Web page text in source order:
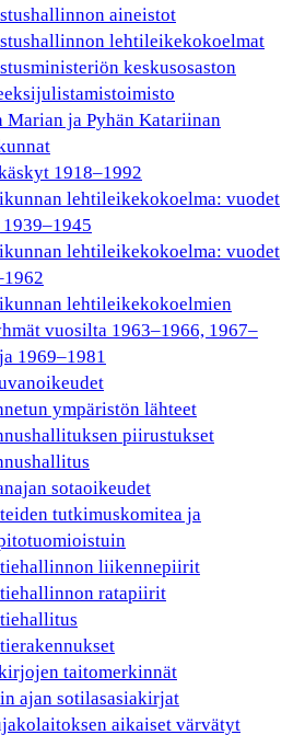
aineistot
lehtileikekokoelmat
keskusosaston
Marian ja Pyhän Katariinan
1918–1992
lehtileikekokoelma: vuodet
1939–1945
lehtileikekokoelma: vuodet
lehtileikekokoelmien
vuosilta 1963–1966, 1967–
1969–1981
ympäristön lähteet
piirustukset
sotaoikeudet
tutkimuskomitea ja
liikennepiirit
ratapiirit
taitomerkinnät
ajan sotilasasiakirjat
aikaiset värvätyt